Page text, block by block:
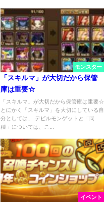
モンスター
「スキルマ」が大切だから保管
庫は重要☆
「スキルマ」が大切だから保管庫は重要☆
とにかく「スキルマ」を大切にしている自
分としては、 デビルモンゲットと「同
種」については、こ...
イベント